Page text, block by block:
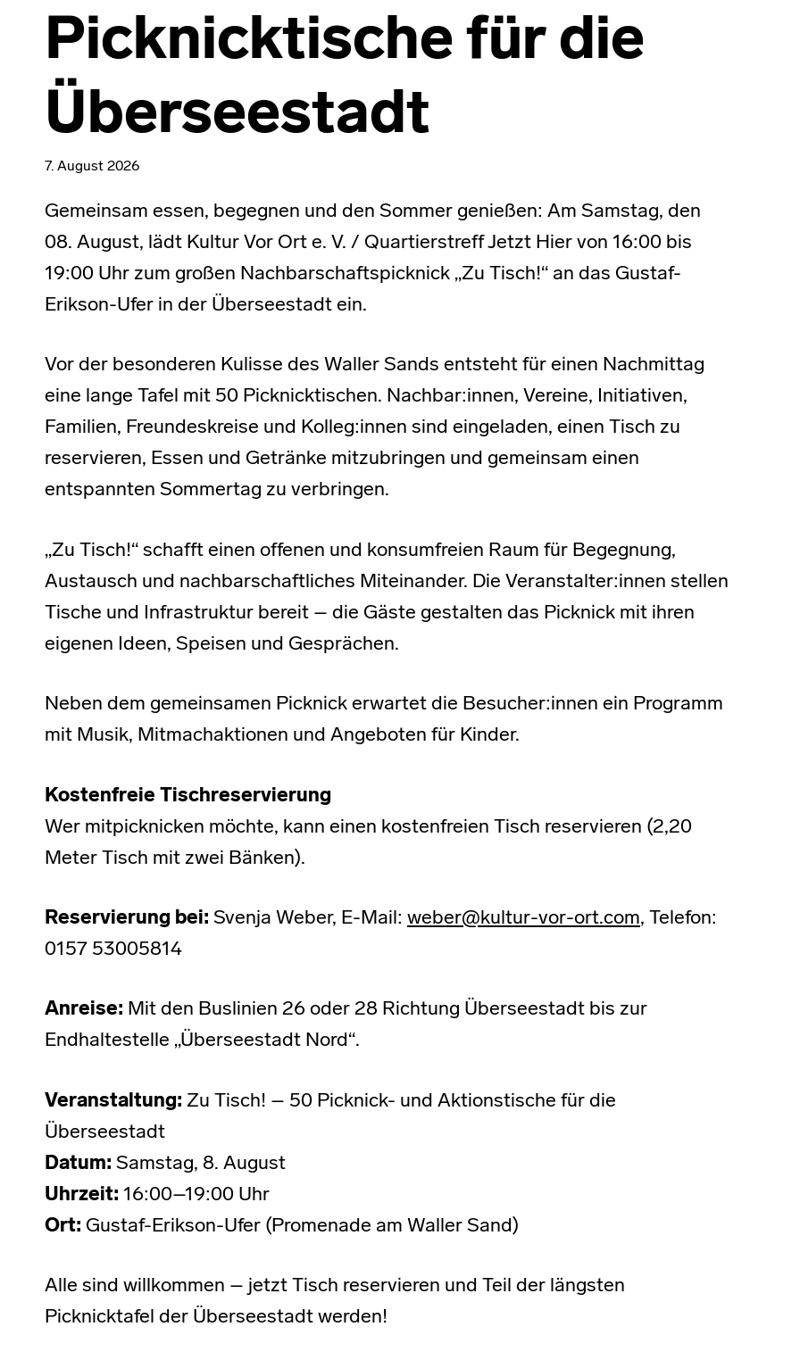
Picknicktische für die
Überseestadt
7. August 2026
Gemeinsam essen, begegnen und den Sommer genießen: Am Samstag, den
08. August, lädt Kultur Vor Ort e. V. / Quartierstreff Jetzt Hier von 16:00 bis
19:00 Uhr zum großen Nachbarschaftspicknick „Zu Tisch!“ an das Gustaf-
Erikson-Ufer in der Überseestadt ein.
Vor der besonderen Kulisse des Waller Sands entsteht für einen Nachmittag
eine lange Tafel mit 50 Picknicktischen. Nachbar:innen, Vereine, Initiativen,
Familien, Freundeskreise und Kolleg:innen sind eingeladen, einen Tisch zu
reservieren, Essen und Getränke mitzubringen und gemeinsam einen
entspannten Sommertag zu verbringen.
„Zu Tisch!“ schafft einen offenen und konsumfreien Raum für Begegnung,
Austausch und nachbarschaftliches Miteinander. Die Veranstalter:innen stellen
Tische und Infrastruktur bereit – die Gäste gestalten das Picknick mit ihren
eigenen Ideen, Speisen und Gesprächen.
Neben dem gemeinsamen Picknick erwartet die Besucher:innen ein Programm
mit Musik, Mitmachaktionen und Angeboten für Kinder.
Kostenfreie Tischreservierung
Wer mitpicknicken möchte, kann einen kostenfreien Tisch reservieren (2,20
Meter Tisch mit zwei Bänken).
Reservierung bei: Svenja Weber, E-Mail: weber@kultur-vor-ort.com, Telefon:
0157 53005814
Anreise: Mit den Buslinien 26 oder 28 Richtung Überseestadt bis zur
Endhaltestelle „Überseestadt Nord“.
Veranstaltung: Zu Tisch! – 50 Picknick- und Aktionstische für die
Überseestadt
Datum: Samstag, 8. August
Uhrzeit: 16:00–19:00 Uhr
Ort: Gustaf-Erikson-Ufer (Promenade am Waller Sand)
Alle sind willkommen – jetzt Tisch reservieren und Teil der längsten
Picknicktafel der Überseestadt werden!